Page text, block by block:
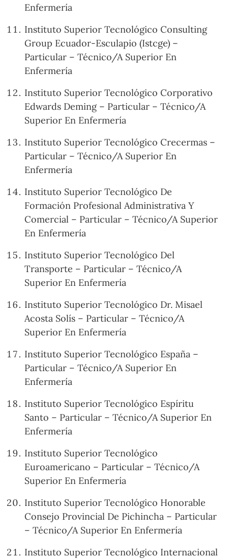
Enfermería
Instituto Superior Tecnológico Consulting
Group Ecuador-Esculapio (Istcge) –
Particular – Técnico/A Superior En
Enfermería
Instituto Superior Tecnológico Corporativo
Edwards Deming – Particular – Técnico/A
Superior En Enfermería
Instituto Superior Tecnológico Crecermas –
Particular – Técnico/A Superior En
Enfermería
Instituto Superior Tecnológico De
Formación Profesional Administrativa Y
Comercial – Particular – Técnico/A Superior
En Enfermería
Instituto Superior Tecnológico Del
Transporte – Particular – Técnico/A
Superior En Enfermería
Instituto Superior Tecnológico Dr. Misael
Acosta Solís – Particular – Técnico/A
Superior En Enfermería
Instituto Superior Tecnológico España –
Particular – Técnico/A Superior En
Enfermería
Instituto Superior Tecnológico Espíritu
Santo – Particular – Técnico/A Superior En
Enfermería
Instituto Superior Tecnológico
Euroamericano – Particular – Técnico/A
Superior En Enfermería
Instituto Superior Tecnológico Honorable
Consejo Provincial De Pichincha – Particular
– Técnico/A Superior En Enfermería
Instituto Superior Tecnológico Internacional